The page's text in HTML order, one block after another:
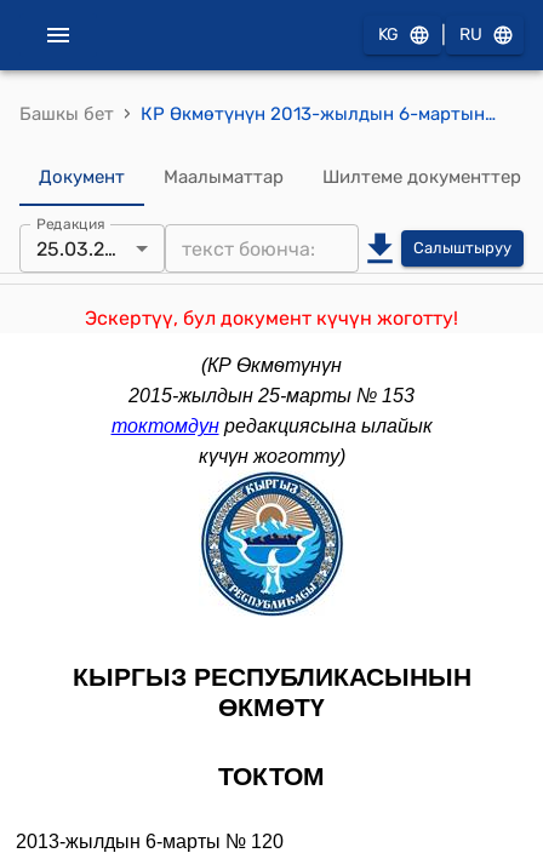
KG RU
Башкы бет › КР Өкмөтүнүн 2013-жылдын 6-мартындагы № 120 "Ченөө каражаттарына метрологиялык аттестация жүргүзүүнүн тартиби жөнүндө жобону бекитүү тууралуу" токтому
Документ Маалыматтар Шилтеме документтер
Редакция
25.03.2015 Салыштыруу
Эскертүү, бул документ күчүн жоготту!